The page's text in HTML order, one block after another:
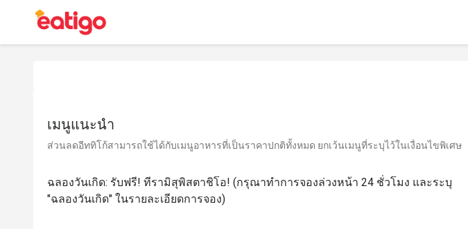
เมนูแนะนำ
ส่วนลดอีททิโก้สามารถใช้ได้กับเมนูอาหารที่เป็นราคาปกติทั้งหมด ยกเว้นเมนูที่ระบุไว้ในเงื่อนไขพิเศษ
ฉลองวันเกิด: รับฟรี! ทีรามิสุพิสตาชิโอ! (กรุณาทำการจองล่วงหน้า 24 ชั่วโมง และระบุ
"ฉลองวันเกิด" ในรายละเอียดการจอง)